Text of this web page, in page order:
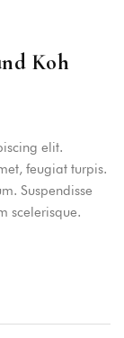
Koh
elit.
feugiat turpis.
Suspendisse
scelerisque.